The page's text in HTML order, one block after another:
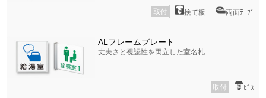
取付 捨て板 両面ﾃｰﾌﾟ
ALフレームプレート
丈夫さと視認性を両立した室名札
取付 ﾋﾞｽ